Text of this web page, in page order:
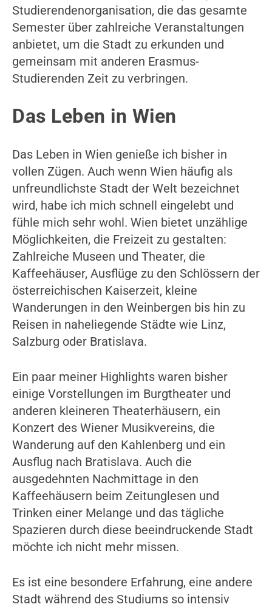
Studierendenorganisation, die das gesamte
Semester über zahlreiche Veranstaltungen
anbietet, um die Stadt zu erkunden und
gemeinsam mit anderen Erasmus-
Studierenden Zeit zu verbringen.
Das Leben in Wien
Das Leben in Wien genieße ich bisher in
vollen Zügen. Auch wenn Wien häufig als
unfreundlichste Stadt der Welt bezeichnet
wird, habe ich mich schnell eingelebt und
fühle mich sehr wohl. Wien bietet unzählige
Möglichkeiten, die Freizeit zu gestalten:
Zahlreiche Museen und Theater, die
Kaffeehäuser, Ausflüge zu den Schlössern der
österreichischen Kaiserzeit, kleine
Wanderungen in den Weinbergen bis hin zu
Reisen in naheliegende Städte wie Linz,
Salzburg oder Bratislava.
Ein paar meiner Highlights waren bisher
einige Vorstellungen im Burgtheater und
anderen kleineren Theaterhäusern, ein
Konzert des Wiener Musikvereins, die
Wanderung auf den Kahlenberg und ein
Ausflug nach Bratislava. Auch die
ausgedehnten Nachmittage in den
Kaffeehäusern beim Zeitunglesen und
Trinken einer Melange und das tägliche
Spazieren durch diese beeindruckende Stadt
möchte ich nicht mehr missen.
Es ist eine besondere Erfahrung, eine andere
Stadt während des Studiums so intensiv